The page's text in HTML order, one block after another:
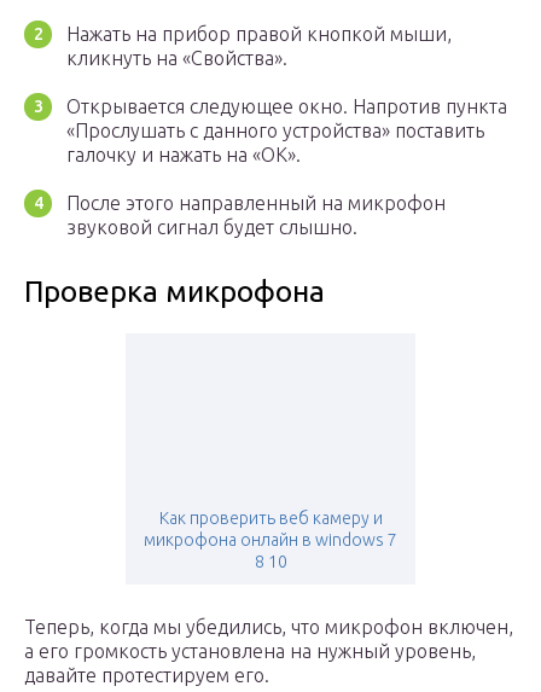
Нажать на прибор правой кнопкой мыши,
кликнуть на «Свойства».
Открывается следующее окно. Напротив пункта
«Прослушать с данного устройства» поставить
галочку и нажать на «ОК».
После этого направленный на микрофон
звуковой сигнал будет слышно.
Проверка микрофона
Как проверить веб камеру и
микрофона онлайн в windows 7
8 10
Теперь, когда мы убедились, что микрофон включен,
а его громкость установлена на нужный уровень,
давайте протестируем его.